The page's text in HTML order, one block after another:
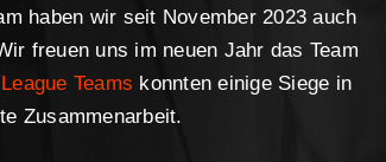
haben wir seit November 2023 auch
freuen uns im neuen Jahr das Team
Teams konnten einige Siege in
Zusammenarbeit.